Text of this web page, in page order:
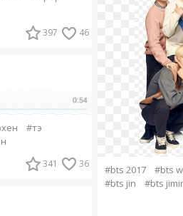
397 46
#тэ
341 36
#bts 2017
#bts
#bts jin
#bts